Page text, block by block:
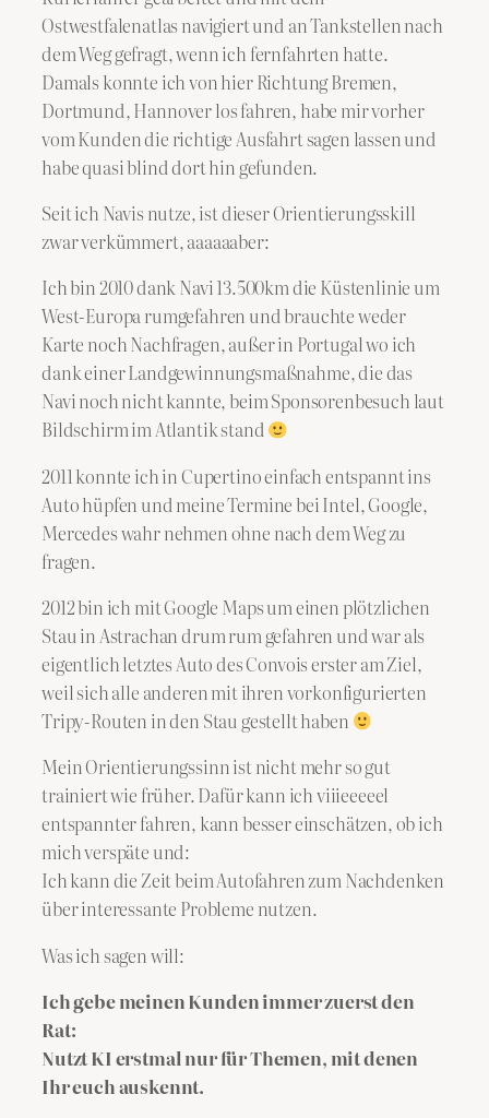
Ostwestfalenatlas navigiert und an Tankstellen nach
dem Weg gefragt, wenn ich fernfahrten hatte.
Damals konnte ich von hier Richtung Bremen,
Dortmund, Hannover los fahren, habe mir vorher
vom Kunden die richtige Ausfahrt sagen lassen und
habe quasi blind dort hin gefunden.
Seit ich Navis nutze, ist dieser Orientierungsskill
zwar verkümmert, aaaaaaber:
Ich bin 2010 dank Navi 13.500km die Küstenlinie um
West-Europa rumgefahren und brauchte weder
Karte noch Nachfragen, außer in Portugal wo ich
dank einer Landgewinnungsmaßnahme, die das
Navi noch nicht kannte, beim Sponsorenbesuch laut
Bildschirm im Atlantik stand
2011 konnte ich in Cupertino einfach entspannt ins
Auto hüpfen und meine Termine bei Intel, Google,
Mercedes wahr nehmen ohne nach dem Weg zu
fragen.
2012 bin ich mit Google Maps um einen plötzlichen
Stau in Astrachan drum rum gefahren und war als
eigentlich letztes Auto des Convois erster am Ziel,
weil sich alle anderen mit ihren vorkonfigurierten
Tripy-Routen in den Stau gestellt haben
Mein Orientierungssinn ist nicht mehr so gut
trainiert wie früher. Dafür kann ich viiieeeeel
entspannter fahren, kann besser einschätzen, ob ich
mich verspäte und:
Ich kann die Zeit beim Autofahren zum Nachdenken
über interessante Probleme nutzen.
Was ich sagen will:
Ich gebe meinen Kunden immer zuerst den
Rat:
Nutzt KI erstmal nur für Themen, mit denen
Ihr euch auskennt.